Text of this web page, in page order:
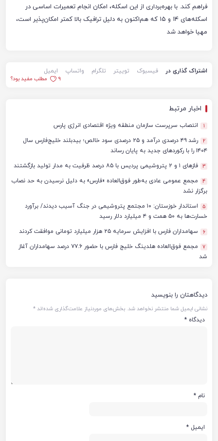
فراهم کند. با بهره‌برداری از این اسکله، امکان انجام تعمیرات اساسی در
اسکله‌های ۱۴ و ۱۵ که هم‌اکنون به دلیل ترافیک بالا کمتر امکان‌پذیر است،
مهیا خواهد شد
اشتراک گذاری در فیسبوک توییتر تلگرام واتساپ
ایمیل
9
مطلب مفید بود؟
اخبار مرتبط
1 انتصاب سرپرست سازمان منطقه ویژه اقتصادی انرژی پارس
2
رشد ۴۹ درصدی درآمد و ۲۵ درصدی سود خالص؛ بیدبلند خلیج‌فارس سال
۱۴۰۴ را با رکوردهای جدید به پایان رساند
3 فازهای ۱ و ۲ پتروشیمی پردیس با ۸۵ درصد ظرفیت به مدار تولید بازگشتند
4
مجمع عمومی عادی به‌طور فوق‌العاده «فارس» به دلیل نرسیدن به حد نصاب
برگزار نشد
5
استاندار خوزستان: ۱۰ مجتمع پتروشیمی در جنگ آسیب دیدند/ برآورد
خسارت‌ها به ۵۰ همت و ۴ میلیارد دلار رسید
6 سهامداران فارس با افزایش سرمایه ۲۵ هزار میلیارد تومانی موافقت کردند
7
مجمع فوق‌العاده هلدینگ خلیج فارس با حضور ۷۷.۶ درصد سهامداران آغاز
شد
دیدگاهتان را بنویسید
نشانی ایمیل شما منتشر نخواهد شد. بخش‌های موردنیاز علامت‌گذاری شده‌اند*
دیدگاه *
نام *
ایمیل *